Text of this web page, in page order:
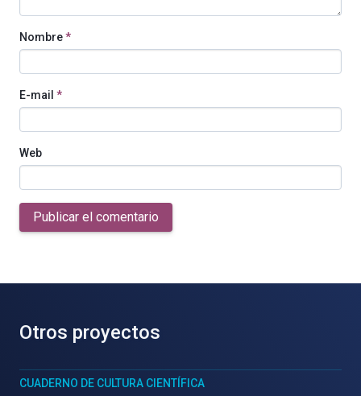
Nombre*
E-mail *
Web
Publicar el comentario
Otros proyectos
CUADERNO DE CULTURA CIENTÍFICA